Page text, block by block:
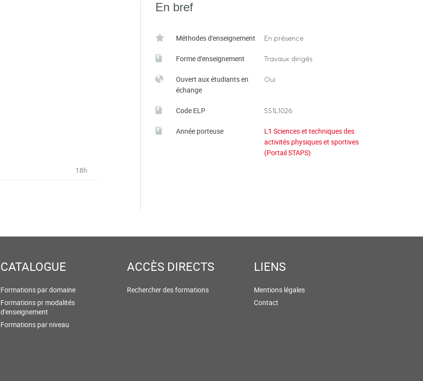
18h
En bref
Méthodes d'enseignement En présence
Forme d'enseignement Travaux dirigés
Ouvert aux étudiants en
échange
Oui
Code ELP 5S1L1026
Année porteuse
L1 Sciences et techniques des
activités physiques et sportives
(Portail STAPS)
CATALOGUE
Formations par domaine
Formations pr modalités
d'enseignement
Formations par niveau
ACCÈS DIRECTS
Rechercher des formations
LIENS
Mentions légales
Contact